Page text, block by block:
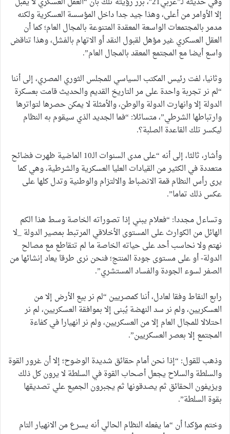
إلا الأوامر من أعلى، وهذا جيد جدا داخل المؤسسة العسكرية ولكنه
مدمر بالمجتمعات الواسعة المعقدة المتنوعة بالمجال العام؛ كما أن
العقل العسكري غير مؤهل لقبول النقد أو الاتهام بالفشل، وهذا تناقض
واسع أيضا مع المجتمع المعقد بالمجال العام”.
وثانيا، لفت رئيس المكتب السياسي للمجلس الثوري المصري، إلى أننا
“لم نر تجربة واحدة على مر التاريخ القديم والحديث قامت بعسكرة
الدولة إلا وانهارت الدولة والوطن، والأمثلة لا يمكن حصرها لتواترها
وارتباطها الشرطي”، متسائلا: “فما الجديد الذي سيقوم به النظام
ليكسر تلك القاعدة الصلبة؟.
وأشار، ثالثا، إلى أنه “على مدى السنوات الـ10 الماضية ظهرت فضائح
متعددة في الكثير من القيادات العليا العسكرية والشرطية، وهي كما
يرى رأس النظام قمة الانضباط والالتزام والوطنية وتدل كلها على
عكس ذلك تماما”.
وتساءل مجددا: “فعلام يبني إذا تصوراته الخاصة وسط هذا الكم
الهائل من الكوارث على المستوى الأخلاقي المرتبط بمصير الدولة _لا
نهتم ولا نحاسب أحد على حياته الخاصة ما لم تتقاطع مع مصالح
الدولة- أو على مستوى جودة المنتج؛ فنحن نرى طرقا يعاد إنشائها من
الصفر لسوء الجودة والفساد المستشري”.
رابع النقاط وفقا لعادل، أننا كمصريين “لم نر بيع الأرض إلا من
العسكريين، ولم نر سد النهضة يُبنى إلا بموافقة العسكريين، لم نر
احتلالا للمجال العام إلا من العسكريين، ولم نر انهيارا في كفاءة
المجتمع إلا بعصر العسكريين”.
وذهب للقول: “إذا نحن أمام حقائق شديدة الوضوح؛ إلا أن غرور القوة
والسلطة والسلاح يجعل أصحاب القوة في السلطة لا يرون كل ذلك
ويزيفون الحقائق ثم يصدقونها ثم يجبرون الجميع علي تصديقها
بقوة السلطة”.
وختم مؤكدا أن “ما يفعله النظام الحالي أنه يسرع من الانهيار التام